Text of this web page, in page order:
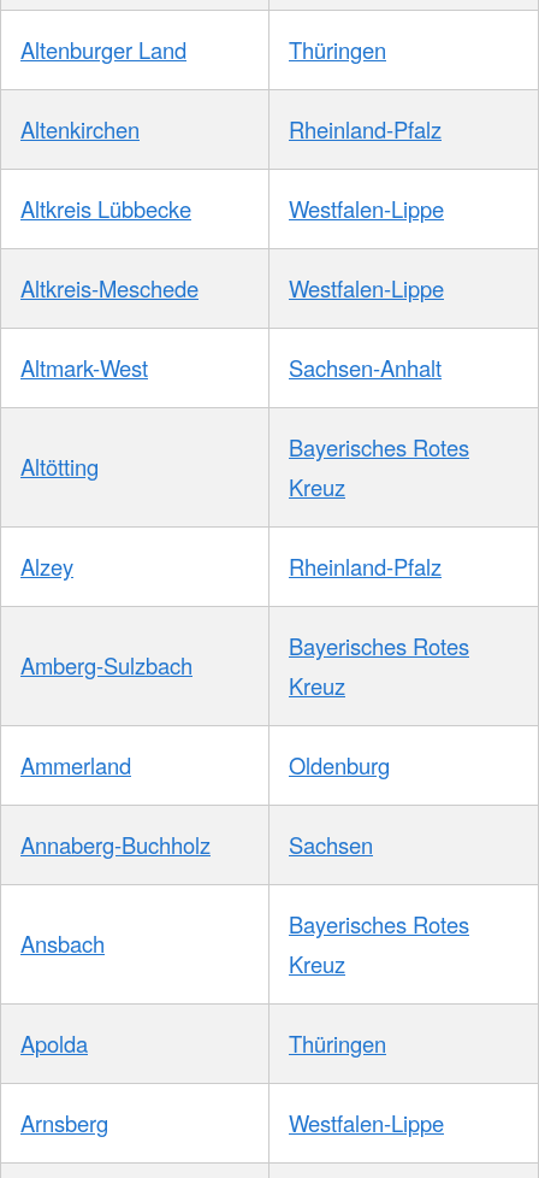
Altenburger Land Thüringen
Altenkirchen Rheinland-Pfalz
Altkreis Lübbecke Westfalen-Lippe
Altkreis-Meschede Westfalen-Lippe
Altmark-West Sachsen-Anhalt
Altötting
Bayerisches Rotes
Kreuz
Alzey Rheinland-Pfalz
Amberg-Sulzbach
Bayerisches Rotes
Kreuz
Ammerland Oldenburg
Annaberg-Buchholz Sachsen
Ansbach
Bayerisches Rotes
Kreuz
Apolda Thüringen
Arnsberg Westfalen-Lippe